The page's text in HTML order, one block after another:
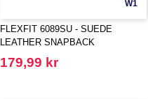
W1
FLEXFIT 6089SU - SUEDE
LEATHER SNAPBACK
179,99 kr